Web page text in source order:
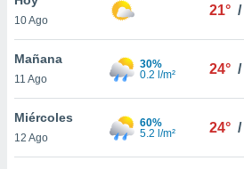
en
más
nuestra
10 Ago
21° /
Mañana
11 Ago
30%
0.2 l/m²
24° /
Miércoles
12 Ago
60%
5.2 l/m²
24° /